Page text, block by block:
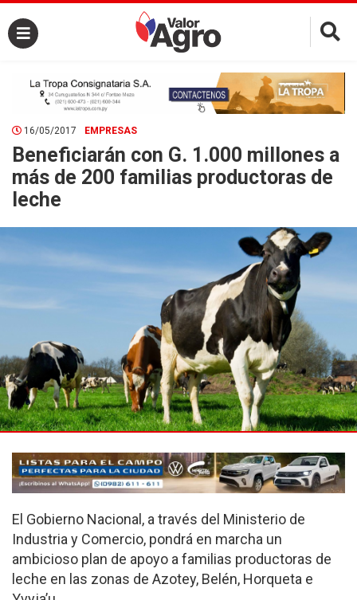
×
16/05/2017 EMPRESAS
Beneficiarán con G. 1.000 millones a
más de 200 familias productoras de
leche
El Gobierno Nacional, a través del Ministerio de
Industria y Comercio, pondrá en marcha un
ambicioso plan de apoyo a familias productoras de
leche en las zonas de Azotey, Belén, Horqueta e